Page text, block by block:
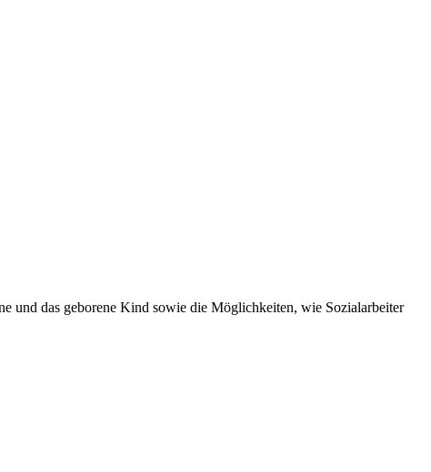
und das geborene Kind sowie die Möglichkeiten, wie Sozialarbeiter